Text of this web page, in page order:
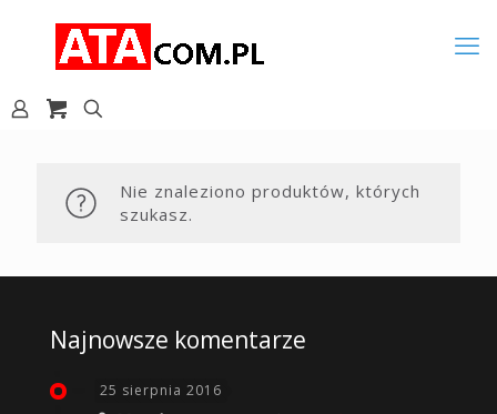
Nie znaleziono produktów, których
szukasz.
Najnowsze komentarze
25 sierpnia 2016